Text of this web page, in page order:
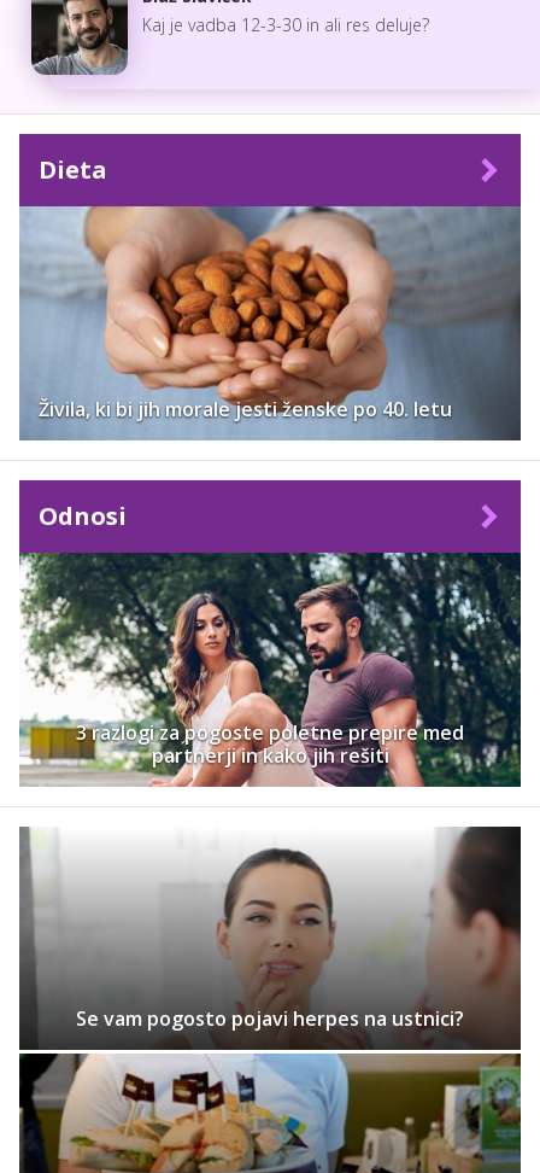
Kaj je vadba 12-3-30 in ali res deluje?
Dieta
Živila, ki bi jih morale jesti ženske po 40. letu
Odnosi
3 razlogi za pogoste poletne prepire med
partnerji in kako jih rešiti
Se vam pogosto pojavi herpes na ustnici?